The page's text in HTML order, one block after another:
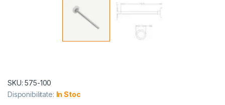
SKU: 575-100
Disponibilitate: In Stoc